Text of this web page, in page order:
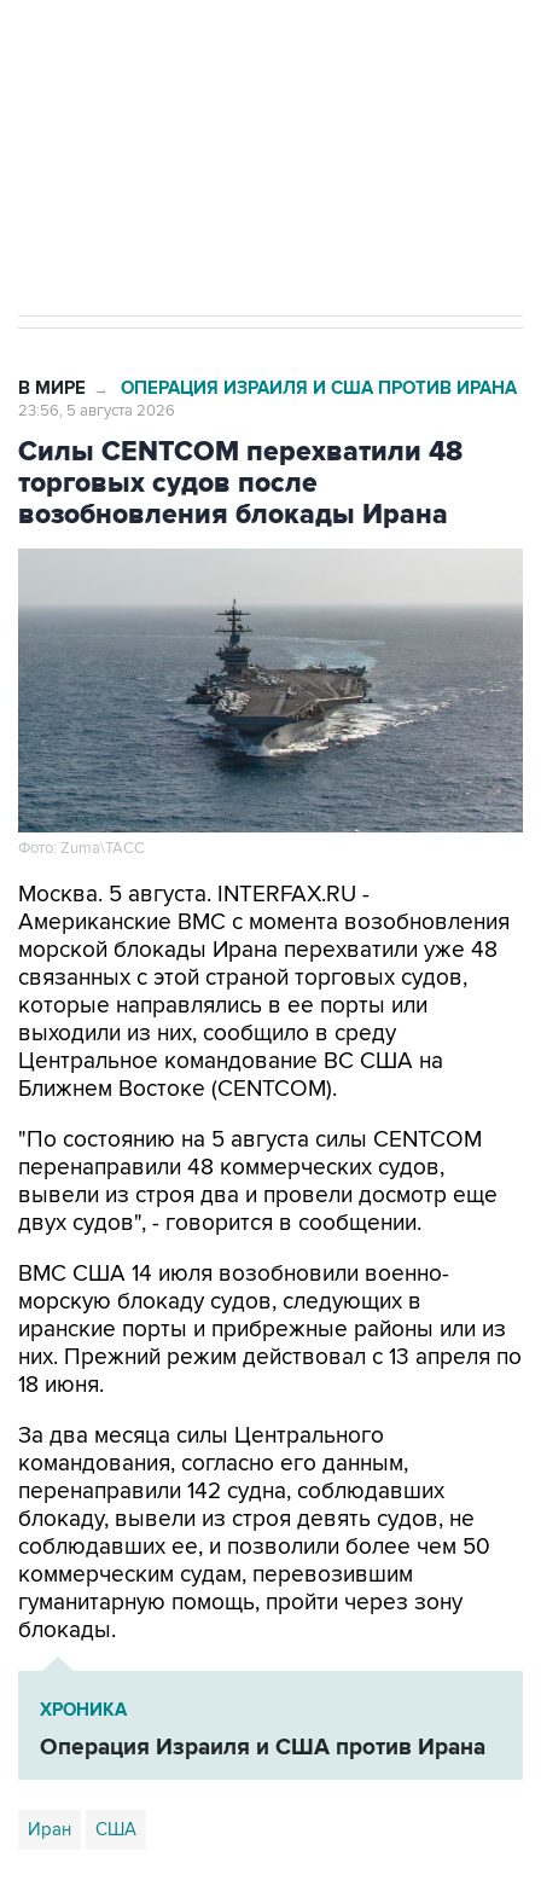
В МИРЕ → ОПЕРАЦИЯ ИЗРАИЛЯ И США ПРОТИВ ИРАНА
23:56, 5 августа 2026
Силы CENTCOM перехватили 48
торговых судов после
возобновления блокады Ирана
Фото: Zuma\ТАСС
Москва. 5 августа. INTERFAX.RU -
Американские ВМС с момента возобновления
морской блокады Ирана перехватили уже 48
связанных с этой страной торговых судов,
которые направлялись в ее порты или
выходили из них, сообщило в среду
Центральное командование ВС США на
Ближнем Востоке (CENTCOM).
"По состоянию на 5 августа силы CENTCOM
перенаправили 48 коммерческих судов,
вывели из строя два и провели досмотр еще
двух судов", - говорится в сообщении.
ВМС США 14 июля возобновили военно-
морскую блокаду судов, следующих в
иранские порты и прибрежные районы или из
них. Прежний режим действовал с 13 апреля по
18 июня.
За два месяца силы Центрального
командования, согласно его данным,
перенаправили 142 судна, соблюдавших
блокаду, вывели из строя девять судов, не
соблюдавших ее, и позволили более чем 50
коммерческим судам, перевозившим
гуманитарную помощь, пройти через зону
блокады.
ХРОНИКА
Операция Израиля и США против Ирана
Иран США